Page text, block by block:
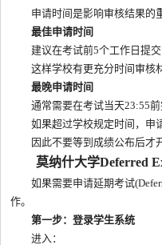
申请时间是影响审核结果的重
最佳申请时间
建议在考试前5个工作日提交
这样学校有更充分时间审核材
最晚申请时间
通常需要在考试当天23:55前
如果超过学校规定时间，申请
因此不要等到成绩公布后才开
莫纳什大学Deferred
如果需要申请延期考试
作。
第一步：登录学生系统
进入：